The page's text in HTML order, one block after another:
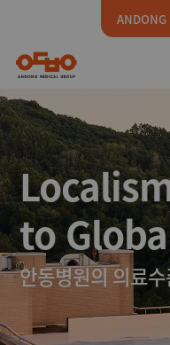
ANDONG
to
안동병원의 의료